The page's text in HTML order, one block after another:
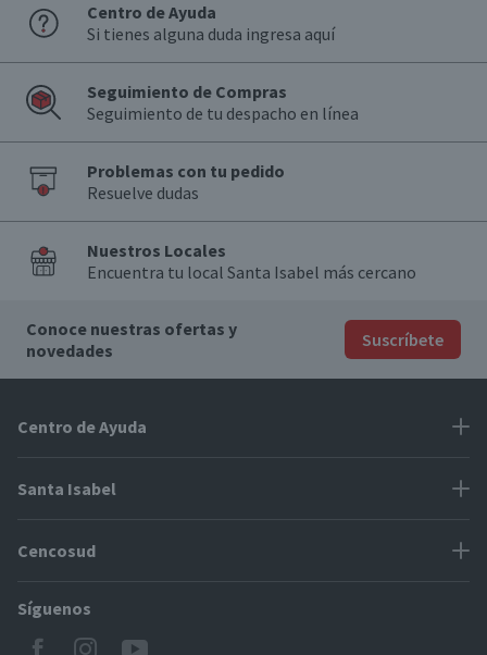
Centro de Ayuda
Si tienes alguna duda ingresa aquí
Seguimiento de Compras
Seguimiento de tu despacho en línea
Problemas con tu pedido
Resuelve dudas
Nuestros Locales
Encuentra tu local Santa Isabel más cercano
Conoce nuestras ofertas y
novedades
Suscríbete
Centro de Ayuda
Problemas con tu pedido
Cómo modificar mis datos
Modos de entrega y cobertura
Locales Santa Isabel
Santa Isabel
Proveedores
Cencosud
Paris
Jumbo
Síguenos